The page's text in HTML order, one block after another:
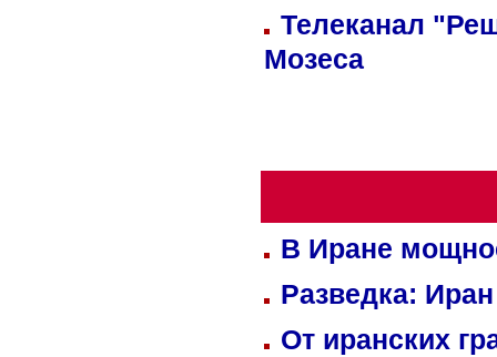
Телеканал
Мозеса
В Иране
Разведка:
От иранских